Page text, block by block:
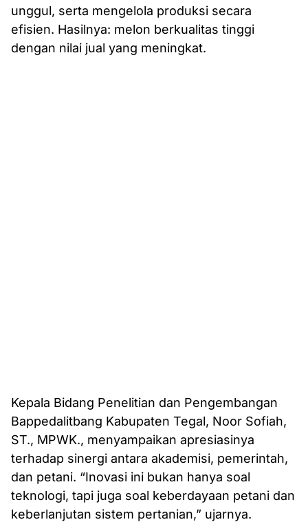
unggul, serta mengelola produksi secara
efisien. Hasilnya: melon berkualitas tinggi
dengan nilai jual yang meningkat.
Kepala Bidang Penelitian dan Pengembangan
Bappedalitbang Kabupaten Tegal, Noor Sofiah,
ST., MPWK., menyampaikan apresiasinya
terhadap sinergi antara akademisi, pemerintah,
dan petani. “Inovasi ini bukan hanya soal
teknologi, tapi juga soal keberdayaan petani dan
keberlanjutan sistem pertanian,” ujarnya.